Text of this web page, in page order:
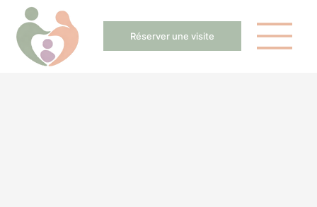
Réserver une visite